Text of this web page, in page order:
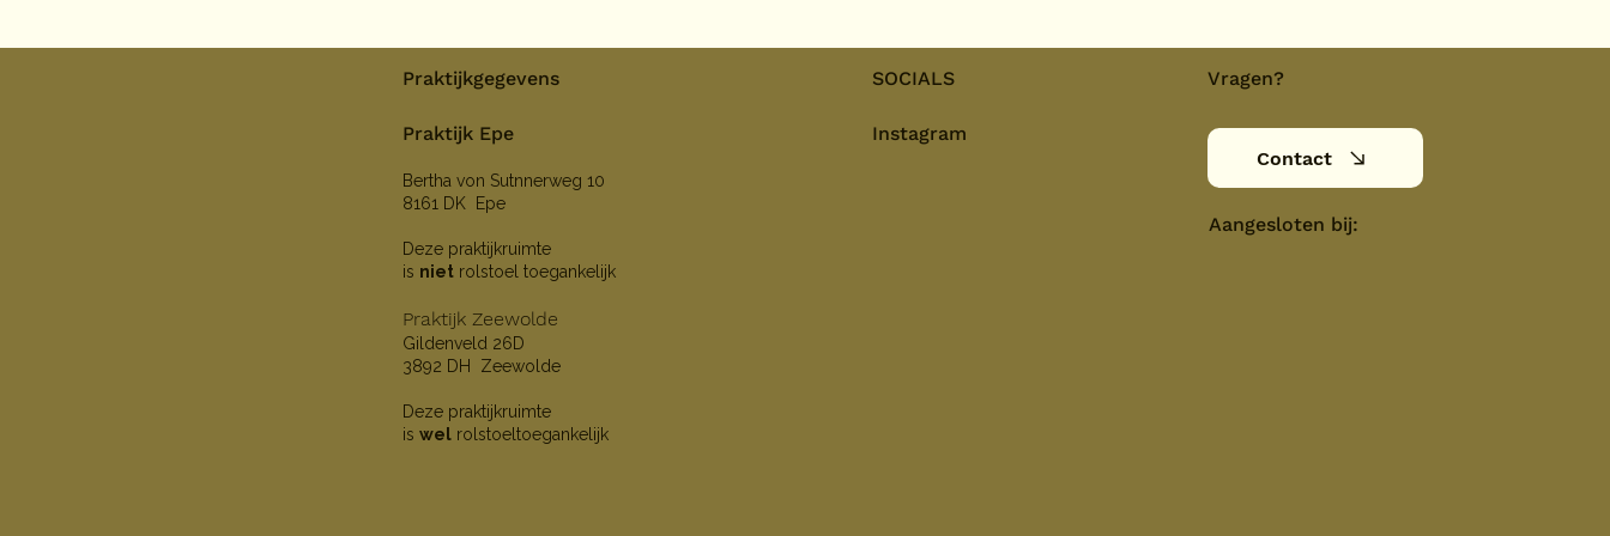
SOCIALS
Instagram
Aangesloten bij:
Vragen?
Contact
Praktijkgegevens
Praktijk Epe
Bertha von Sutnnerweg 10
8161 DK Epe
Deze praktijkruimte
is niet rolstoel toegankelijk
Praktijk Zeewolde
Gildenveld 26D
3892 DH Zeewolde
Deze praktijkruimte
is wel rolstoeltoegankelijk